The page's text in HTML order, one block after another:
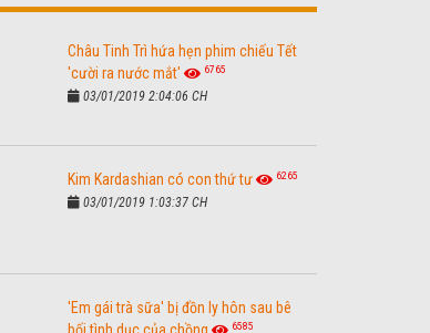
Châu Tinh Trì hứa hẹn phim chiếu Tết
'cười ra nước mắt'
6765
03/01/2019 2:04:06 CH
Kim Kardashian có con thứ tư 6265
03/01/2019 1:03:37 CH
'Em gái trà sữa' bị đồn ly hôn sau bê
6585